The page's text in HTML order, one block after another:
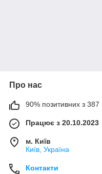
Про нас
90% позитивних з 387
Працює з 20.10.2023
м. Київ
Київ, Україна
Контакти